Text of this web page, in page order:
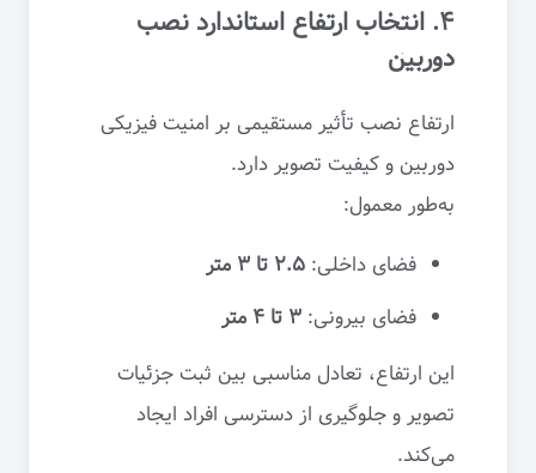
۴. انتخاب ارتفاع استاندارد نصب
دوربین
ارتفاع نصب تأثیر مستقیمی بر امنیت فیزیکی
دوربین و کیفیت تصویر دارد.
به‌طور معمول:
فضای داخلی: ۲.۵ تا ۳ متر
فضای بیرونی: ۳ تا ۴ متر
این ارتفاع، تعادل مناسبی بین ثبت جزئیات
تصویر و جلوگیری از دسترسی افراد ایجاد
می‌کند.